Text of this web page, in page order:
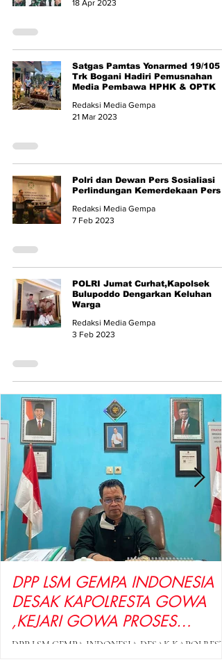
18 Apr 2023
Satgas Pamtas Yonarmed 19/105
Trk Bogani Hadiri Pemusnahan
Media Pembawa HPHK & OPTK
Redaksi Media Gempa
21 Mar 2023
Polri dan Dewan Pers Sosialiasi
Perlindungan Kemerdekaan Pers
Redaksi Media Gempa
7 Feb 2023
POLRI Jumat Curhat,Kapolsek
Bulupoddo Dengarkan Keluhan
Warga
Redaksi Media Gempa
3 Feb 2023
DPP LSM GEMPA INDONESIA
DESAK KAPOLRESTA GOWA
,KEJARI GOWA PROSES
HUKUM KETUA PGRI GOWA
DPP LSM GEMPA INDONESIA DESAK